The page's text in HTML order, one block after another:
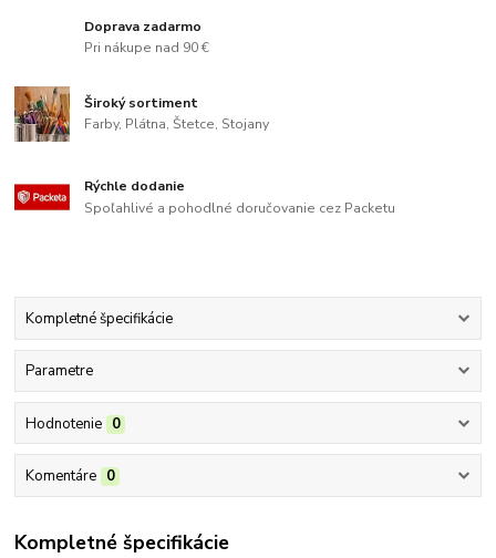
Doprava zadarmo
Pri nákupe nad 90 €
Široký sortiment
Farby, Plátna, Štetce, Stojany
Rýchle dodanie
Spoľahlivé a pohodlné doručovanie cez Packetu
Kompletné špecifikácie
Parametre
Hodnotenie 0
Komentáre 0
Kompletné špecifikácie